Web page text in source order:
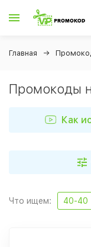
Главная
Промокоды
Как
Что ищем: 40-40